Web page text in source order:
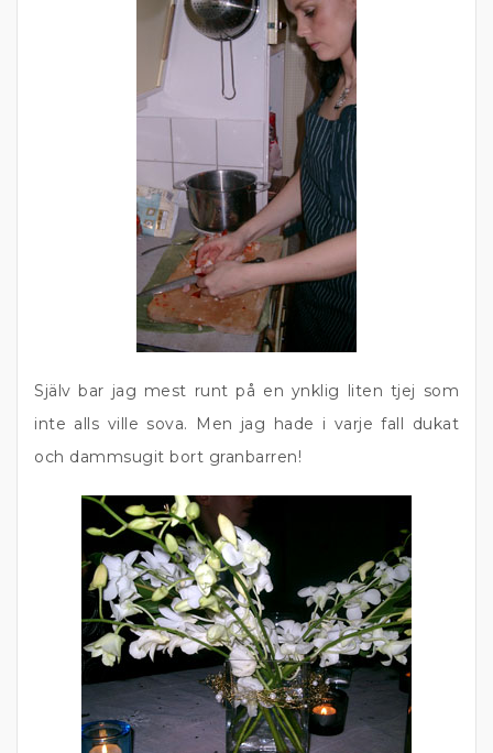
Själv bar jag mest runt på en ynklig liten tjej som
inte alls ville sova. Men jag hade i varje fall dukat
och dammsugit bort granbarren!